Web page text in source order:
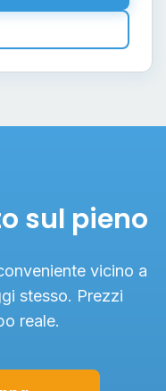
sul pieno
vicino a
stesso. Prezzi
reale.